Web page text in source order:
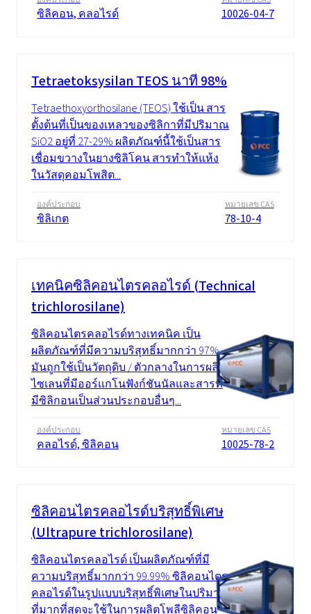
ซิลิคอน, คลอไรด์ 10026-04-7
Tetraetoksysilan TEOS นาที 98%
Tetraethoxyorthosilane (TEOS) ใช้เป็น สาร
ตั้งต้นที่เป็นของเหลวของซิลิกาที่มีปริมาณ
SiO2 อยู่ที่ 27-29% ผลิตภัณฑ์นี้ใช้เป็นสาร
เชื่อมขวางในยางซิลิโคน สารทำให้แห้ง
ในวัสดุคอมโพสิต...
องค์ประกอบ
ซิลิเกต
หมายเลข CAS
78-10-4
เทคนิคซิลิคอนไตรคลอไรด์ (Technical
trichlorosilane)
ซิลิคอนไตรคลอไรด์ทางเทคนิค เป็น
ผลิตภัณฑ์ที่มีความบริสุทธิ์มากกว่า 97%
มันถูกใช้เป็นวัตถุดิบ / ตัวกลางในการผลิต
ไซเลนที่มีออร์แกโนฟังก์ชันนัลและสารที่
มีซิลิกอนเป็นส่วนประกอบอื่นๆ...
องค์ประกอบ
คลอไรด์, ซิลิคอน
หมายเลข CAS
10025-78-2
ซิลิคอนไตรคลอไรด์บริสุทธิ์พิเศษ
(Ultrapure trichlorosilane)
ซิลิคอนไตรคลอไรด์ เป็นผลิตภัณฑ์ที่มี
ความบริสุทธิ์มากกว่า 99.99% ซิลิคอนไตร
คลอไรด์ในรูปแบบบริสุทธิ์พิเศษในปริมาณ
ที่มากที่สุดจะใช้ในการผลิตโพลีซิลิคอน